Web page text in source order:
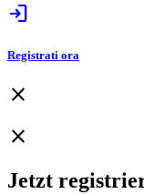
login
Registrati ora
close
close
Jetzt